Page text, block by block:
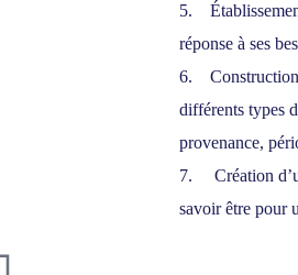
5.
réponse à ses
6. Construction
différents types
provenance,
7. Création
savoir être pour